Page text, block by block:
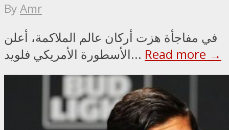
ByAmr
في مفاجأة هزت أركان عالم الملاكمة، أعلن
الأسطورة الأمريكي فلويد... Read more →